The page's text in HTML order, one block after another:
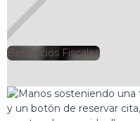
Jorge Gutiérrez
Beneficios Fiscales